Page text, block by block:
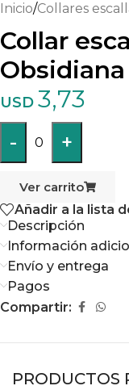
Inicio/Collares
Collar
USD 3,73
- 0 +
Ver carrito
Añadir a la lista
Descripción
Información
Envío y entrega
Pagos
Compartir:
PRODUCTOS